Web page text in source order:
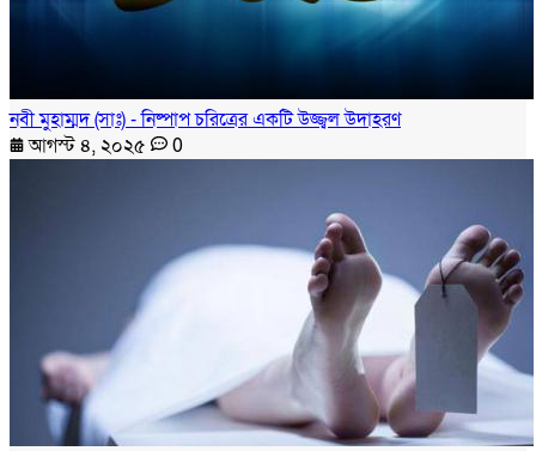
নবী মুহাম্মদ (সাঃ) - নিষ্পাপ চরিত্রের একটি উজ্জ্বল উদাহরণ
আগস্ট ৪, ২০২৫
0